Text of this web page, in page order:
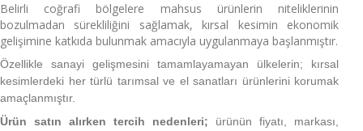
Belirli coğrafi bölgelere mahsus ürünlerin niteliklerinin
bozulmadan sürekliliğini sağlamak, kırsal kesimin ekonomik
gelişimine katkıda bulunmak amacıyla uygulanmaya başlanmıştır.
Özellikle sanayi gelişmesini tamamlayamayan ülkelerin; kırsal
kesimlerdeki her türlü tarımsal ve el sanatları ürünlerini korumak
amaçlanmıştır.
Ürün satın alırken tercih nedenleri; ürünün fiyatı, markası,